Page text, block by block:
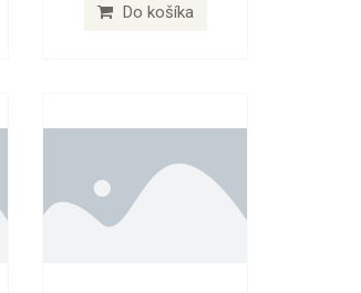
Do košíka